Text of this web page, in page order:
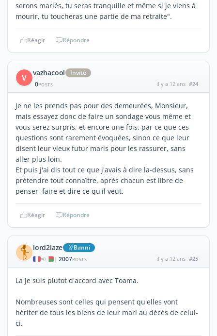
serons mariés, tu seras tranquille et même si je viens à
mourir, tu toucheras une partie de ma retraite".
Réagir Répondre
V vazhacool
Invité
0POSTS il y a 12 ans #24
Je ne les prends pas pour des demeurées, Monsieur,
mais essayez donc de faire un sondage vous même et
vous serez surpris, et encore une fois, par ce que ces
questions sont rarement évoquées, sinon ce que leur
disent leur vieux futur maris pour les rassurer, sans
aller plus loin.
Et puis j'ai dis tout ce que j'avais à dire la-dessus, sans
prétendre tout connaître, après chacun est libre de
penser, faire et dire ce qu'il veut.
Réagir Répondre
lord2laze Banni
| 2007POSTS il y a 12 ans #25
La je suis plutot d'accord avec Toama.
Nombreuses sont celles qui pensent qu'elles vont
hériter de tous les biens de leur mari au décès de celui-
ci.